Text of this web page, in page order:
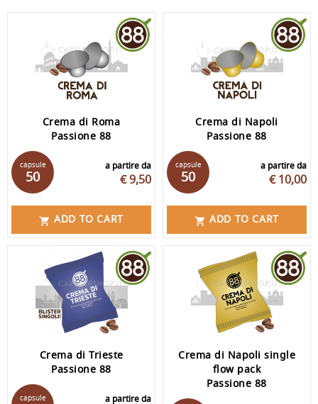
Crema di Roma
Passione 88
a partire da
€ 9,50
capsule
50
 ADD TO CART
Crema di Napoli
Passione 88
a partire da
€ 10,00
capsule
50
 ADD TO CART
Crema di Trieste
Passione 88
a partire da
capsule
Crema di Napoli single
flow pack
Passione 88